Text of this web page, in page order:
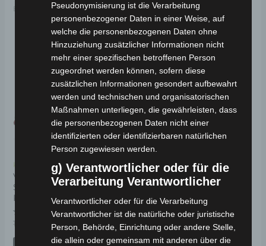
Elektro-Fahrzeuge Elektro-Fahrzeuge
Kostenloser Versand
Angebot!
VOLTA VM4 ELEKTRO-
SENIORENMOBIL 25
KM/H
Bewertet
0
1.490,00 €
Ursprünglicher
Preis
war:
1.490,00 €
1.341,00€
Aktueller
ist:
1.341,00 €.
*
Dieses
Produkt
mehrere
Varianten
auf.
Die
können
der
Produktseite
gewählt
Kostenloser Versand
Angebot!
VOLTA VSX ELEKTRO-
ROLLER 25 KM/H
Bewertet
mit
0
5
1.190,00€
Ursprünglicher
Preis
war:
1.190,00 €
1.071,00€
Aktueller
*
IN DEN WARENKORB
Pseudonymisierung ist die Verarbeitung
personenbezogener Daten in einer Weise, auf
welche die personenbezogenen Daten ohne
Hinzuziehung zusätzlicher Informationen nicht
mehr einer spezifischen betroffenen Person
zugeordnet werden können, sofern diese
zusätzlichen Informationen gesondert aufbewahrt
werden und technischen und organisatorischen
Maßnahmen unterliegen, die gewährleisten, dass
die personenbezogenen Daten nicht einer
identifizierten oder identifizierbaren natürlichen
Person zugewiesen werden.
g) Verantwortlicher oder für die
Verarbeitung Verantwortlicher
Verantwortlicher oder für die Verarbeitung
Verantwortlicher ist die natürliche oder juristische
Person, Behörde, Einrichtung oder andere Stelle,
die allein oder gemeinsam mit anderen über die